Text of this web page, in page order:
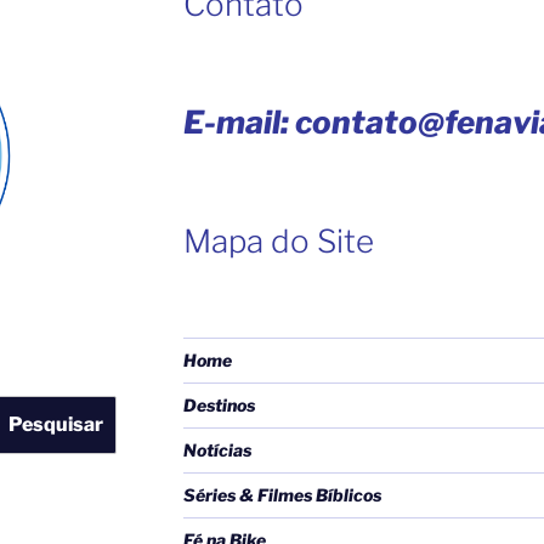
Pesquisar
E-mail:
Mapa do Site
Home
Destinos
Notícias
Séries & Filmes Bíblicos